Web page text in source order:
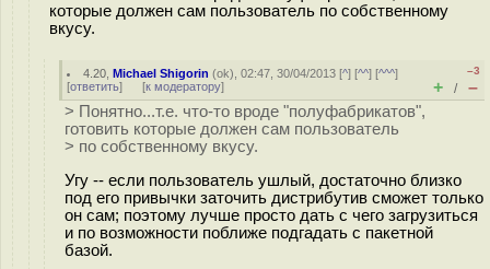
которые должен сам пользователь по собственному
вкусу.
4.20 ,Michael Shigorin (ok), 02:47, 30/04/2013 [^] [^^] [^^^]
[ответить] [к модератору]
–3
+ / –
> Понятно...т.е. что-то вроде "полуфабрикатов",
готовить которые должен сам пользователь
> по собственному вкусу.
Угу -- если пользователь ушлый, достаточно близко
под его привычки заточить дистрибутив сможет только
он сам; поэтому лучше просто дать с чего загрузиться
и по возможности поближе подгадать с пакетной
базой.